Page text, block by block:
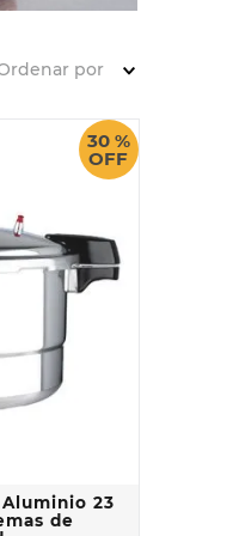
por
30 %
OFF
23
de